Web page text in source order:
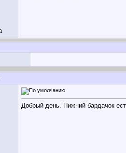
Добрый день. Нижний бардачок